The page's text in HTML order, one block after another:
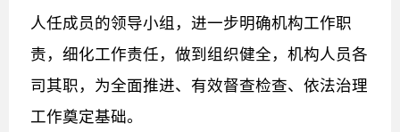
人任成员的领导小组，进一步明确机构工作职
责，细化工作责任，做到组织健全，机构人员各
司其职，为全面推进、有效督查检查、依法治理
工作奠定基础。